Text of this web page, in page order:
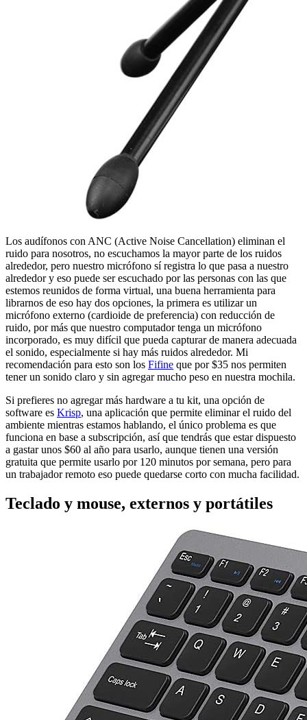
Los audífonos con ANC (Active Noise Cancellation) eliminan el
ruido para nosotros, no escuchamos la mayor parte de los ruidos
alrededor, pero nuestro micrófono sí registra lo que pasa a nuestro
alrededor y eso puede ser escuchado por las personas con las que
estemos reunidos de forma virtual, una buena herramienta para
librarnos de eso hay dos opciones, la primera es utilizar un
micrófono externo (cardioide de preferencia) con reducción de
ruido, por más que nuestro computador tenga un micrófono
incorporado, es muy difícil que pueda capturar de manera adecuada
el sonido, especialmente si hay más ruidos alrededor. Mi
recomendación para esto son los Fifine que por $35 nos permiten
tener un sonido claro y sin agregar mucho peso en nuestra mochila.
Si prefieres no agregar más hardware a tu kit, una opción de
software es Krisp, una aplicación que permite eliminar el ruido del
ambiente mientras estamos hablando, el único problema es que
funciona en base a subscripción, así que tendrás que estar dispuesto
a gastar unos $60 al año para usarlo, aunque tienen una versión
gratuita que permite usarlo por 120 minutos por semana, pero para
un trabajador remoto eso puede quedarse corto con mucha facilidad.
Teclado y mouse, externos y portátiles